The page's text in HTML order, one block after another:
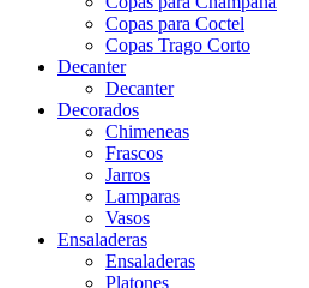
Copas para Coctel
Copas Trago Corto
Decanter
Decanter
Decorados
Chimeneas
Frascos
Jarros
Lamparas
Vasos
Ensaladeras
Ensaladeras
Platones